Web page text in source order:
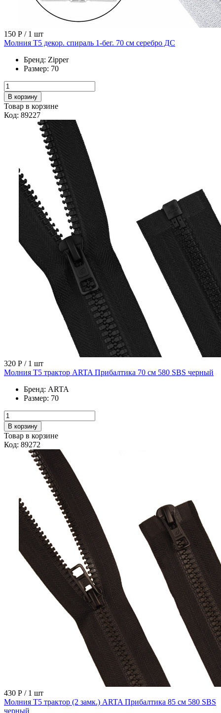
150 Р / 1 шт
Молния Т5 декор. спираль 1-бег. 70 см серебро ДС
Бренд: Zipper
Размер: 70
В корзину
Товар в корзине
Код: 89227
320 Р / 1 шт
Молния Т5 трактор ARTA Прибалтика 70 см 580 SBS черный
Бренд: ARTA
Размер: 70
В корзину
Товар в корзине
Код: 89272
430 Р / 1 шт
Молния Т5 трактор (2 замк.) ARTA Прибалтика 85 см 580 SBS
черный